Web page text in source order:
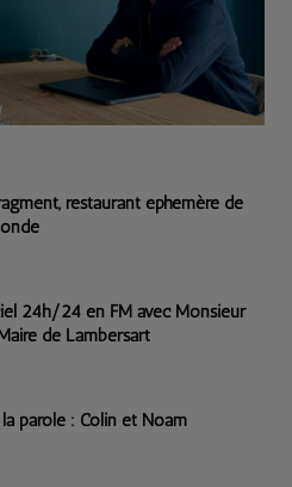
restaurant éphémère de
24h/24 en FM avec Monsieur
de Lambersart
parole : Colin et Noam